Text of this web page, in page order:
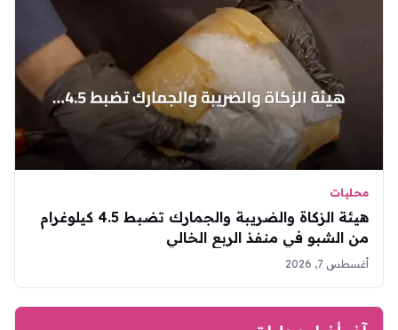
محليات
هيئة الزكاة والضريبة والجمارك تضبط 4.5 كيلوغرام
من الشبو في منفذ الربع الخالي
أغسطس 7, 2026